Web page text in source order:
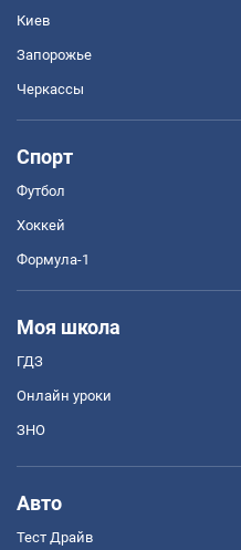
Киев
Запорожье
Черкассы
Спорт
Футбол
Хоккей
Формула-1
Моя школа
ГДЗ
Онлайн уроки
ЗНО
Авто
Тест Драйв